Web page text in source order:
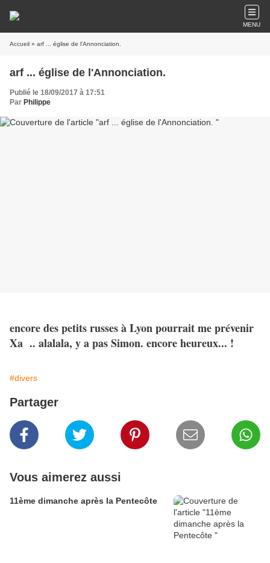
MENU
Accueil » arf ... église de l'Annonciation.
arf ... église de l'Annonciation.
Publié le 18/09/2017 à 17:51
Par Philippe
encore des petits russes à Lyon pourrait me prévenir
Xa .. alalala, y a pas Simon. encore heureux... !
#divers
Partager
Vous aimerez aussi
11ème dimanche après la Pentecôte